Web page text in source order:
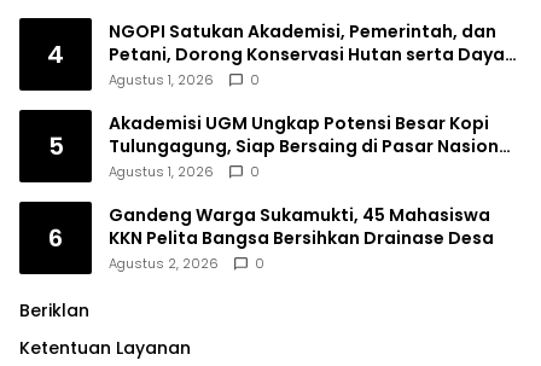
4
NGOPI Satukan Akademisi, Pemerintah, dan
Petani, Dorong Konservasi Hutan serta Daya
Saing Kopi Tulungagung
Agustus 1, 2026 0
5
Akademisi UGM Ungkap Potensi Besar Kopi
Tulungagung, Siap Bersaing di Pasar Nasional
hingga Dunia
Agustus 1, 2026 0
6
Gandeng Warga Sukamukti, 45 Mahasiswa
KKN Pelita Bangsa Bersihkan Drainase Desa
Agustus 2, 2026 0
Beriklan
Ketentuan Layanan